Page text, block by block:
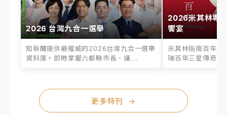
2026 台灣九合一選舉
知新聞提供最權威的2026台灣九合一選舉
資料庫。即時掌握六都縣市長、議...
2026米其林專
饗宴
米其林指南百年之
瑞百年三星傳奇、
更多特刊 →